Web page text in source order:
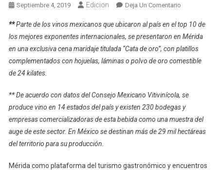
Septiembre 4, 2019 Edicion Deja Un ComentarioEn
Atrae
Medallistas
De
Oro
**Parte de los vinos mexicanos que ubicaron al país en el top 10 de
los mejores exponentes internacionales, se presentaron en Mérida
en una exclusiva cena maridaje titulada “Cata de oro”, con platillos
complementados con hojuelas, láminas o polvo de oro comestible
de 24 kilates.
** De acuerdo con datos del Consejo Mexicano Vitivinícola, se
produce vino en 14 estados del país y existen 230 bodegas y
empresas comercializadoras de esta bebida como una muestra del
auge de este sector. En México se destinan más de 29 mil hectáreas
del territorio para su producción.
Mérida como plataforma del turismo gastronómico y encuentros